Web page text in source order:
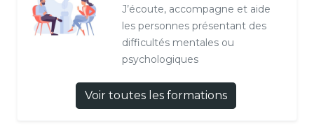
J’écoute, accompagne et aide
les personnes présentant des
difficultés mentales ou
psychologiques
Voir toutes les formations